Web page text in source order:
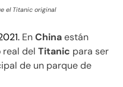
el Titanic original
EnChinaestán
real del Titanic para ser
de un parque de